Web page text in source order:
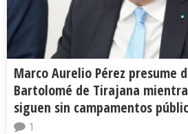
Marco Aurelio Pérez presume
Bartolomé de Tirajana
siguen sin campamentos
1